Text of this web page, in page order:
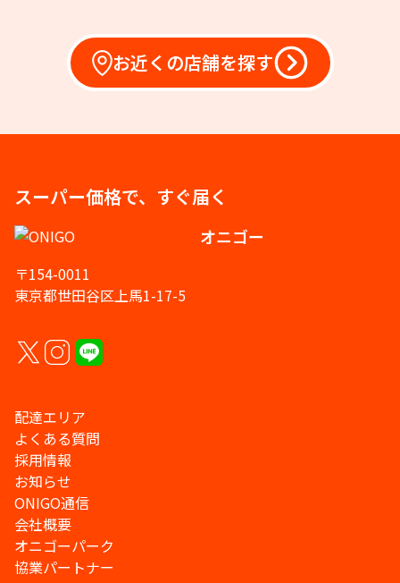
お近くの店舗を探す
スーパー価格で、すぐ届く
オニゴー
〒154-0011
東京都世田谷区上馬1-17-5
配達エリア
よくある質問
採用情報
お知らせ
ONIGO通信
会社概要
オニゴーパーク
協業パートナー